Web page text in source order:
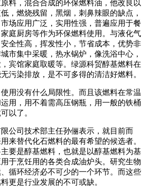
料，混合合成的环保燃料油，他改良以
，燃烧残留，黑烟，刺鼻辣眼的缺点，
场应用广泛，实用性强，普遍应用于餐
庭厨房等作为环保燃料使用。与液化气
全性高，挥发性小，节省成本，优势非
市集中采暖，热水锅炉，像洗浴中心，
宾馆家庭取暖等。绿源科贸醇基燃料在
污染排放，是不可多得的清洁好燃料。
用没有什么局限性。而且该燃料在常温
用，用不着需高压钢瓶，用一般的铁桶
以了。
公司技术部主任孙俪表示，就目前而
来替代化石燃料的最有希望的候选者。
要是醇基燃料，也就是以醇基燃料为基
于烹饪用的各类合成油炉头。研究生物
循环经济必不可少的一个环节。而这些
更是行业发展的不可或缺。